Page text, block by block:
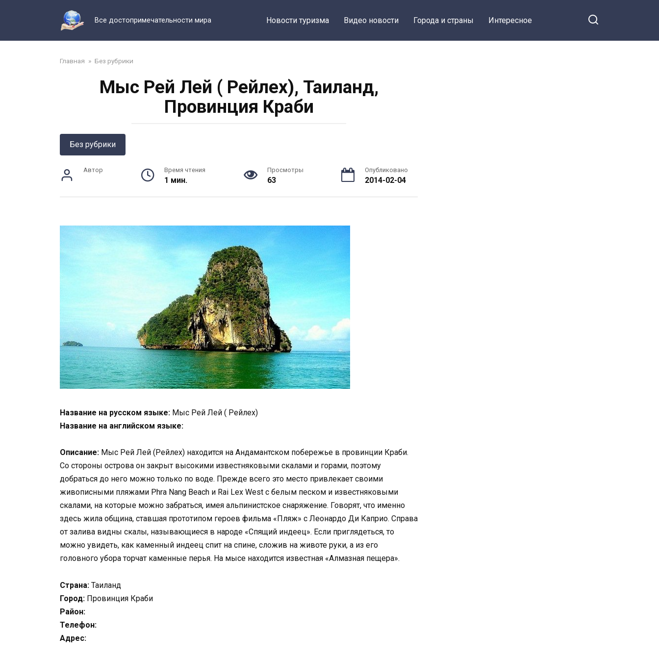
Все достопримечательности мира Новости туризма Видео новости Города и страны Интересное
Главная » Без рубрики
Мыс Рей Лей ( Рейлех), Таиланд,
Провинция Краби
Без рубрики
Автор Время чтения
1 мин.
Просмотры
63
Опубликовано
2014-02-04
Название на русском языке: Мыс Рей Лей ( Рейлех)
Название на английском языке:
Описание: Мыс Рей Лей (Рейлех) находится на Андамантском побережье в провинции Краби.
Со стороны острова он закрыт высокими известняковыми скалами и горами, поэтому
добраться до него можно только по воде. Прежде всего это место привлекает своими
живописными пляжами Phra Nang Beach и Rai Lex West с белым песком и известняковыми
скалами, на которые можно забраться, имея альпинистское снаряжение. Говорят, что именно
здесь жила община, ставшая прототипом героев фильма «Пляж» с Леонардо Ди Каприо. Справа
от залива видны скалы, называющиеся в народе «Спящий индеец». Если приглядеться, то
можно увидеть, как каменный индеец спит на спине, сложив на животе руки, а из его
головного убора торчат каменные перья. На мысе находится известная «Алмазная пещера».
Страна: Таиланд
Город: Провинция Краби
Район:
Телефон:
Адрес: